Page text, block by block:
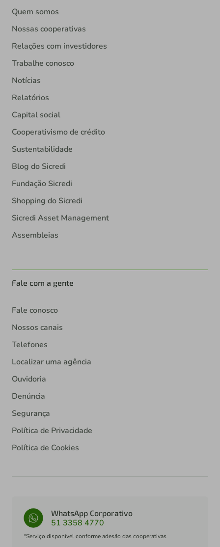
Quem somos
Nossas cooperativas
Relações com investidores
Trabalhe conosco
Notícias
Relatórios
Capital social
Cooperativismo de crédito
Sustentabilidade
Blog do Sicredi
Fundação Sicredi
Shopping do Sicredi
Sicredi Asset Management
Assembleias
Fale com a gente
Fale conosco
Nossos canais
Telefones
Localizar uma agência
Ouvidoria
Denúncia
Segurança
Política de Privacidade
Política de Cookies
WhatsApp Corporativo
51 3358 4770
*Serviço disponível conforme adesão das cooperativas